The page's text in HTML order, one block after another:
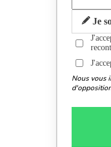
Je
Nous vous